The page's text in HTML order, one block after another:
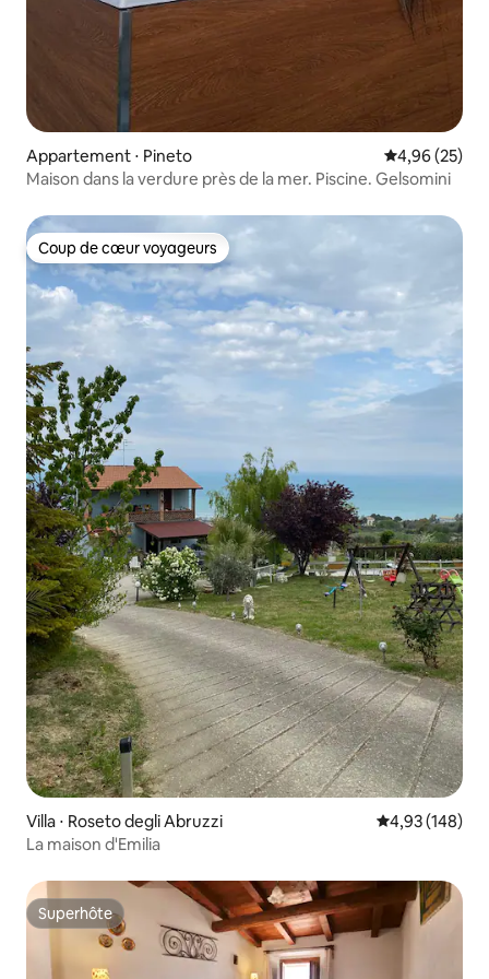
Appartement ⋅ Pineto Évaluation
4,96 (25)
Maison dans la verdure près de la mer. Piscine. Gelsomini
Coup de cœur voyageurs
Coup de cœur voyageurs
Villa ⋅ Roseto degli Abruzzi Évaluation
4,93 (148)
La maison d'Emilia
Superhôte
Superhôte